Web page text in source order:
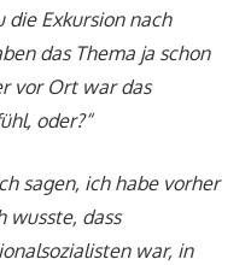
die Exkursion nach
das Thema ja schon
vor Ort war das
oder?“
sagen, ich habe vorher
wusste, dass
war, in